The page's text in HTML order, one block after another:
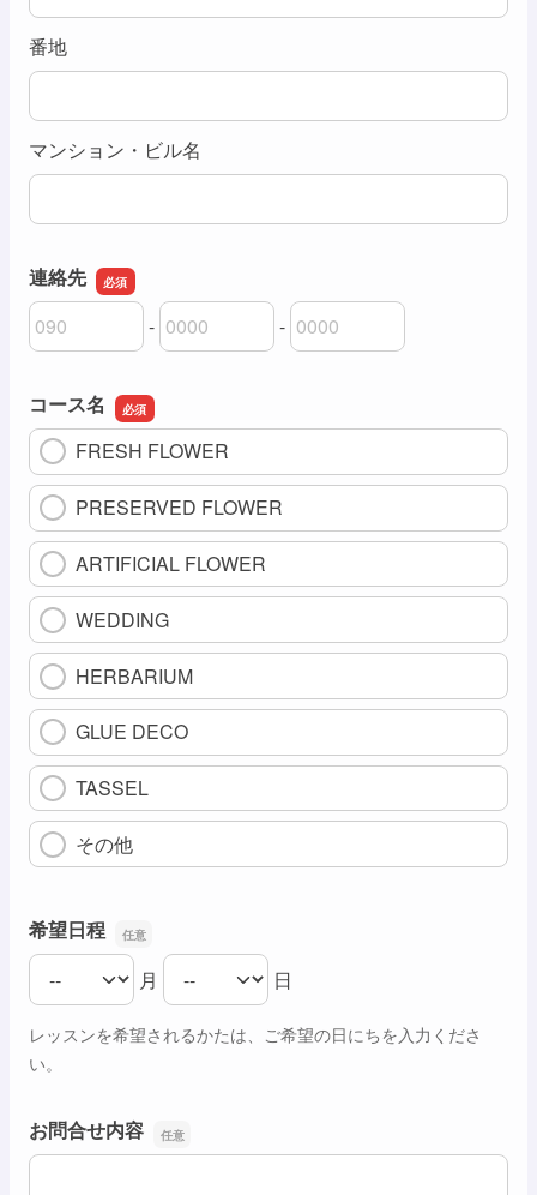
番地
マンション・ビル名
連絡先
連絡先の市外局番
-
連絡先の市内局番 -
連絡先の加入者番号
コース名
FRESH FLOWER
PRESERVED FLOWER
ARTIFICIAL FLOWER
WEDDING
HERBARIUM
GLUE DECO
TASSEL
その他
希望日程
希望日程の月月
希望日程の日 日
レッスンを希望されるかたは、ご希望の日にちを入力くださ
い。
お問合せ内容
お問合せ内容